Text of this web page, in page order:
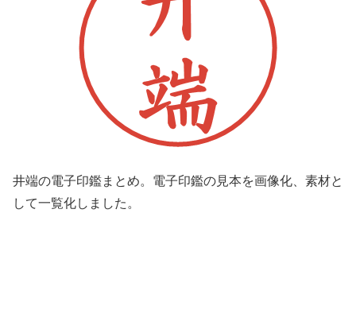
井端の電子印鑑まとめ。電子印鑑の見本を画像化、素材と
して一覧化しました。